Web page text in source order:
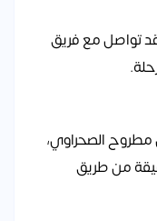
التعاقد تواصل مع فريق
مطروح الصحراوي،
خليج رأس الحكمة. 15 دقيقة من طريق